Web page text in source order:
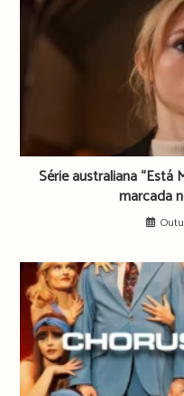
Série australiana “Está
marcada